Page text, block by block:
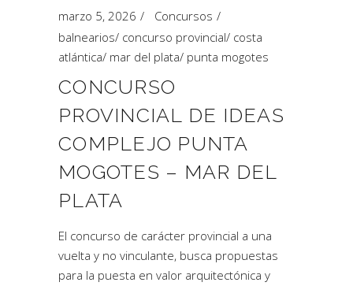
marzo 5, 2026
Concursos
balnearios/ concurso provincial/ costa
atlántica/ mar del plata/ punta mogotes
CONCURSO
PROVINCIAL DE IDEAS
COMPLEJO PUNTA
MOGOTES – MAR DEL
PLATA
El concurso de carácter provincial a una
vuelta y no vinculante, busca propuestas
para la puesta en valor arquitectónica y